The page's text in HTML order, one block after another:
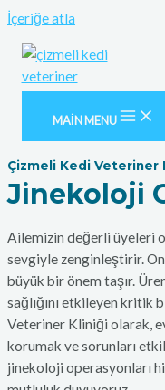
İçeriğe atla
MAIN MENU
Çizmeli Kedi Veteriner
Jinekoloji
Ailemizin değerli üyeleri
sevgiyle zenginleştirir.
büyük bir önem taşır.
sağlığını etkileyen kritik
Veteriner Kliniği olarak,
korumak ve sorunları
jinekoloji operasyonları